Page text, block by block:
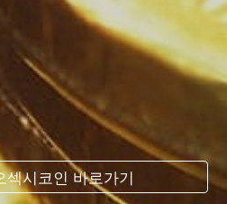
섹시코인 바로가기